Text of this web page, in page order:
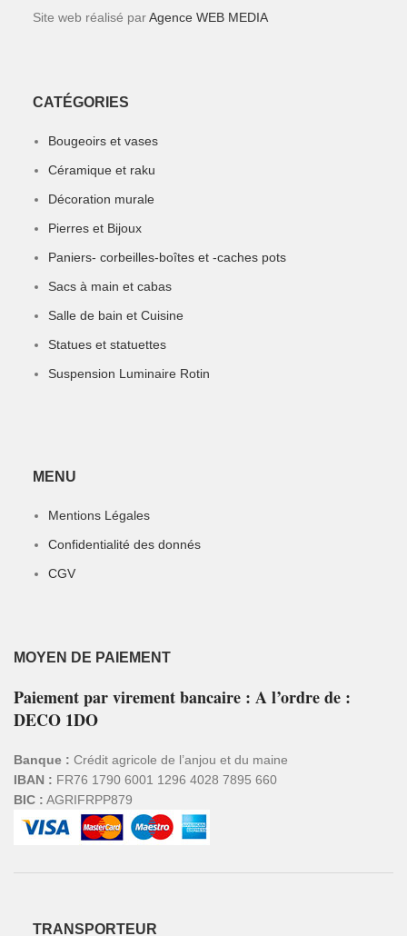
Site web réalisé parAgence WEB MEDIA
CATÉGORIES
Bougeoirs et vases
Céramique et raku
Décoration murale
Pierres et Bijoux
Paniers- corbeilles-boîtes et -caches pots
Sacs à main et cabas
Salle de bain et Cuisine
Statues et statuettes
Suspension Luminaire Rotin
MENU
Mentions Légales
Confidentialité des donnés
CGV
MOYEN DE PAIEMENT
Paiement par virement bancaire : A l’ordre de :
DECO 1DO
Banque : Crédit agricole de l’anjou et du maine
IBAN : FR76 1790 6001 1296 4028 7895 660
BIC : AGRIFRPP879
TRANSPORTEUR